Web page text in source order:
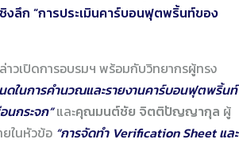
งลึก “การประเมินคาร์บอนฟุตพริ้นท์ของ
วเปิดการอบรมฯ พร้อมกับวิทยากรผู้ทรง
ดในการคำนวณและรายงานคาร์บอนฟุตพริ้นท์
นกระจก” และคุณมนต์ชัย จิตติปัญญากุล ผู้
ในหัวข้อ “การจัดทำ Verification Sheet และ